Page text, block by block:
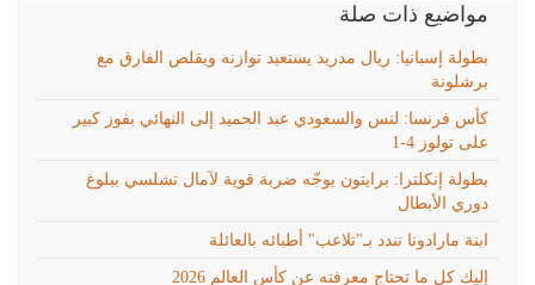
مواضيع ذات صلة
بطولة إسبانيا: ريال مدريد يستعيد توازنه ويقلص الفارق مع
برشلونة
كأس فرنسا: لنس والسعودي عبد الحميد إلى النهائي بفوز كبير
على تولوز 4-1
بطولة إنكلترا: برايتون يوجّه ضربة قوية لآمال تشلسي ببلوغ
دوري الأبطال
ابنة مارادونا تندد بـ"تلاعب" أطبائه بالعائلة
إليك كل ما تحتاج معرفته عن كأس العالم 2026